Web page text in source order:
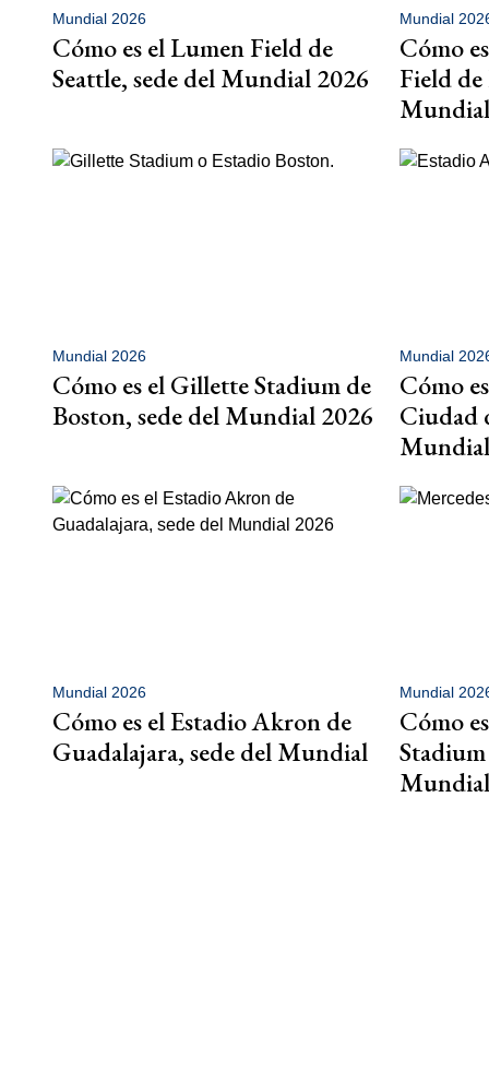
Mundial 2026
Cómo es el Lumen Field de
Seattle, sede del Mundial 2026
Mundial
Cómo
Field de
Mundial 2026
Cómo es el Gillette Stadium de
Boston, sede del Mundial 2026
Mundial
Cómo
Ciudad
Mundial 2026
Cómo es el Estadio Akron de
Guadalajara, sede del Mundial
Mundial
Cómo